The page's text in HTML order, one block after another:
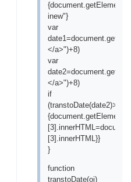
inew"}
var
</a>")+8)
var
</a>")+8)
if
[3].innerHTML}}
}
function
transtoDate(oi)